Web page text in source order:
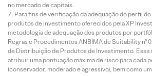
no mercado de capitais.
Para fins de verificação da adequação do perfil
produtos de investimento oferecidos pela XP
metodologia de adequação dos produtos por
Regras e Procedimentos ANBIMA de Suitability nº
de Distribuição de Produtos de Investimento.
atribuir uma pontuação máxima de risco para cada
(conservador, moderado e agressivo), bem como